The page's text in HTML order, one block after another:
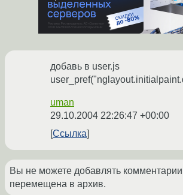
добавь в user.js
uman
29.10.2004 22:26:47 +00:00
Ссылка
Вы не можете добавлять комментарии
перемещена в архив.